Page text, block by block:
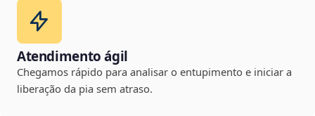
Atendimento ágil
Chegamos rápido para analisar o entupimento e iniciar a
liberação da pia sem atraso.